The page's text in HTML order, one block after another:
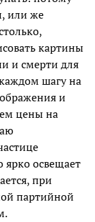
или же
картины
и смерти для
шагу на
и
цены на
ярко освещает
при
партийной